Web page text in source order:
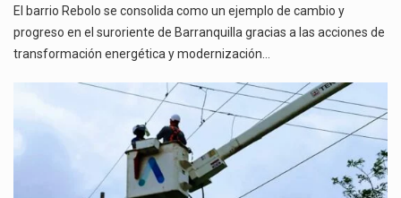
El barrio Rebolo se consolida como un ejemplo de cambio y
progreso en el suroriente de Barranquilla gracias a las acciones de
transformación energética y modernización…